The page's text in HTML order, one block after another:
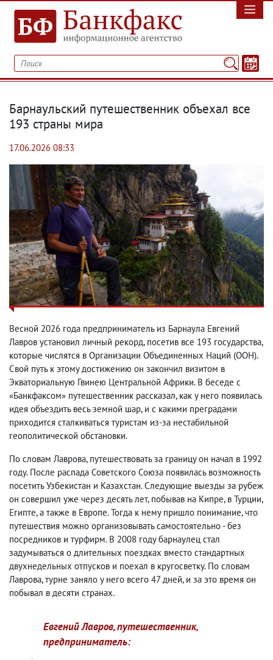
Барнаульский путешественник объехал все
193 страны мира
17.06.2026 08:33
Весной 2026 года предприниматель из Барнаула Евгений
Лавров установил личный рекорд, посетив все 193 государства,
которые числятся в Организации Объединенных Наций (ООН).
Свой путь к этому достижению он закончил визитом в
Экваториальную Гвинею Центральной Африки. В беседе с
«Банкфаксом» путешественник рассказал, как у него появилась
идея объездить весь земной шар, и с какими преградами
приходится сталкиваться туристам из-за нестабильной
геополитической обстановки.
По словам Лаврова, путешествовать за границу он начал в 1992
году. После распада Советского Союза появилась возможность
посетить Узбекистан и Казахстан. Следующие выезды за рубеж
он совершил уже через десять лет, побывав на Кипре, в Турции,
Египте, а также в Европе. Тогда к нему пришло понимание, что
путешествия можно организовывать самостоятельно - без
посредников и турфирм. В 2008 году барнаулец стал
задумываться о длительных поездках вместо стандартных
двухнедельных отпусков и поехал в кругосветку. По словам
Лаврова, турне заняло у него всего 47 дней, и за это время он
побывал в десяти странах.
Евгений Лавров, путешественник,
предприниматель: